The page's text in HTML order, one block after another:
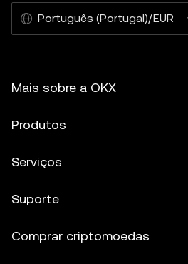
Português (Portugal)/EUR
Mais sobre a OKX
Produtos
Serviços
Suporte
Comprar criptomoedas